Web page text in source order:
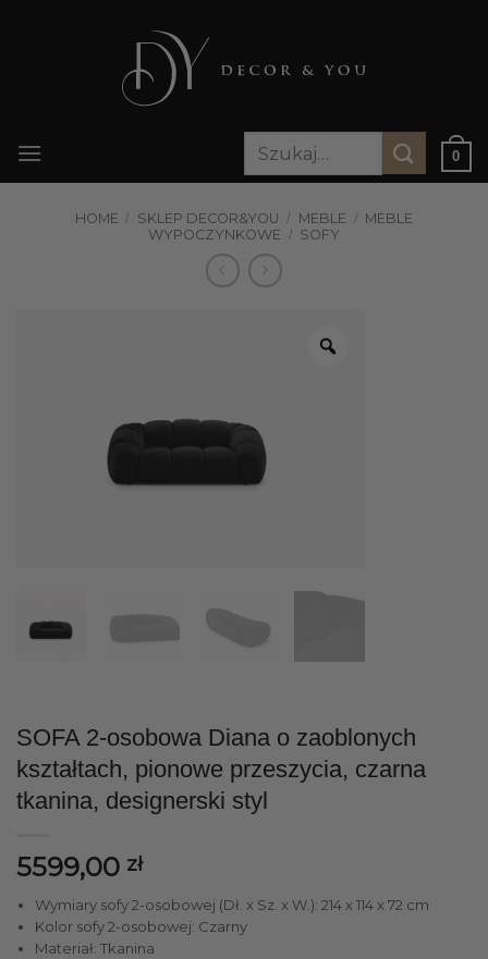
Szukaj:
0
HOME / SKLEP DECOR&YOU / MEBLE / MEBLE
WYPOCZYNKOWE / SOFY
SOFA 2-osobowa Diana o zaoblonych
kształtach, pionowe przeszycia, czarna
tkanina, designerski styl
5599,00 zł
Wymiary sofy 2-osobowej (Dł. x Sz. x W.): 214 x 114 x 72 cm
Kolor sofy 2-osobowej: Czarny
Materiał: Tkanina